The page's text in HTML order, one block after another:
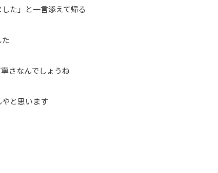
た」と一言添えて帰る
さなんでしょうね
と思います